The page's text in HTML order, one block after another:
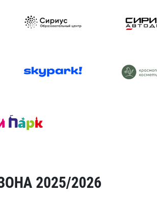
2025/2026